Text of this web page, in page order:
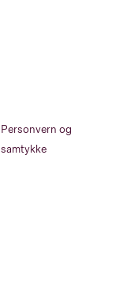
Personvern og
samtykke